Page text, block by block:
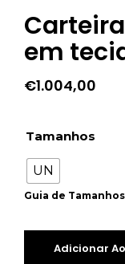
em
€1.004,00
Guia de Tamanhos
Tamanhos
UN
Adicionar